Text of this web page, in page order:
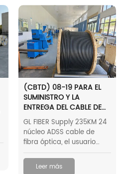
(CBTD) 08-19 PARA EL
SUMINISTRO Y LA
ENTREGA DEL CABLE DE
24 NÚCLEOS ADSS
GL FIBER Supply 235KM 24
núcleo ADSS cable de
fibra óptica, el usuario
final es TelOne Zimbabwe.
Leer más